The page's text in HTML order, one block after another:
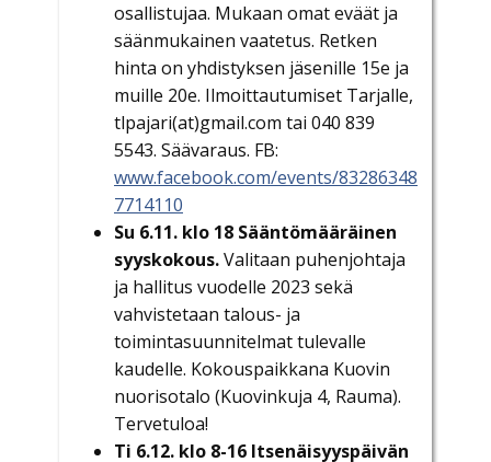
osallistujaa. Mukaan omat eväät ja
säänmukainen vaatetus. Retken
hinta on yhdistyksen jäsenille 15e ja
muille 20e. Ilmoittautumiset Tarjalle,
tlpajari(at)gmail.com tai 040 839
5543. Säävaraus. FB:
www.facebook.com/events/83286348
7714110
Su 6.11. klo 18 Sääntömääräinen
syyskokous.Valitaan puhenjohtaja
ja hallitus vuodelle 2023 sekä
vahvistetaan talous- ja
toimintasuunnitelmat tulevalle
kaudelle. Kokouspaikkana Kuovin
nuorisotalo (Kuovinkuja 4, Rauma).
Tervetuloa!
Ti 6.12. klo 8-16 Itsenäisyyspäivän